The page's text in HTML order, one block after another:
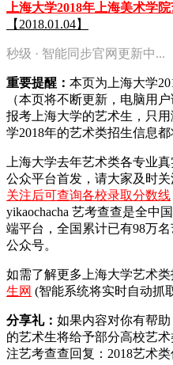
上海大学2018年上海美术学
【2018.01.04】
秒级 · 智能同步官网更新中...
重要提醒： 本页为上海大学
（本页将不断更新，电脑用
报考上海大学的艺术生，只
学2018年的艺术类招生信息都
上海大学去年艺术类各专业
公众平台首发， 请大家及时
关注后可查询各校录取分数线
yikaochacha 艺考查查是全中
端平台，全国累计已有98万
公众号。
如需了解更多上海大学艺术类
生网 (智能系统将实时自动抓
分享礼： 如果内容对你有帮
的艺术生将给予部分高校艺
注艺考查查回复：2018艺术类